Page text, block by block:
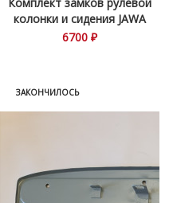
колонки и сидения JAWA
634\638-5
6700 ₽
ЗАКОНЧИЛОСЬ